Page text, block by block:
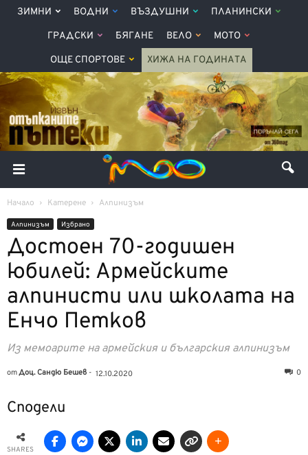
ЗИМНИ ВОДНИ ВЪЗДУШНИ ПЛАНИНСКИ
ГРАДСКИ БЯГАНЕ ВЕЛО МОТО
ОЩЕ СПОРТОВЕ ХИЖА НА ГОДИНАТА
Начало Катерене Алпинизъм
Алпинизъм Избрано
Достоен 70-годишен
юбилей: Армейските
алпинисти или школата на
Енчо Петков
Из мемоарите на армейския и българския алпинизъм
отДоц. Сандю Бешев - 12.10.2020 0
Сподели
SHARES